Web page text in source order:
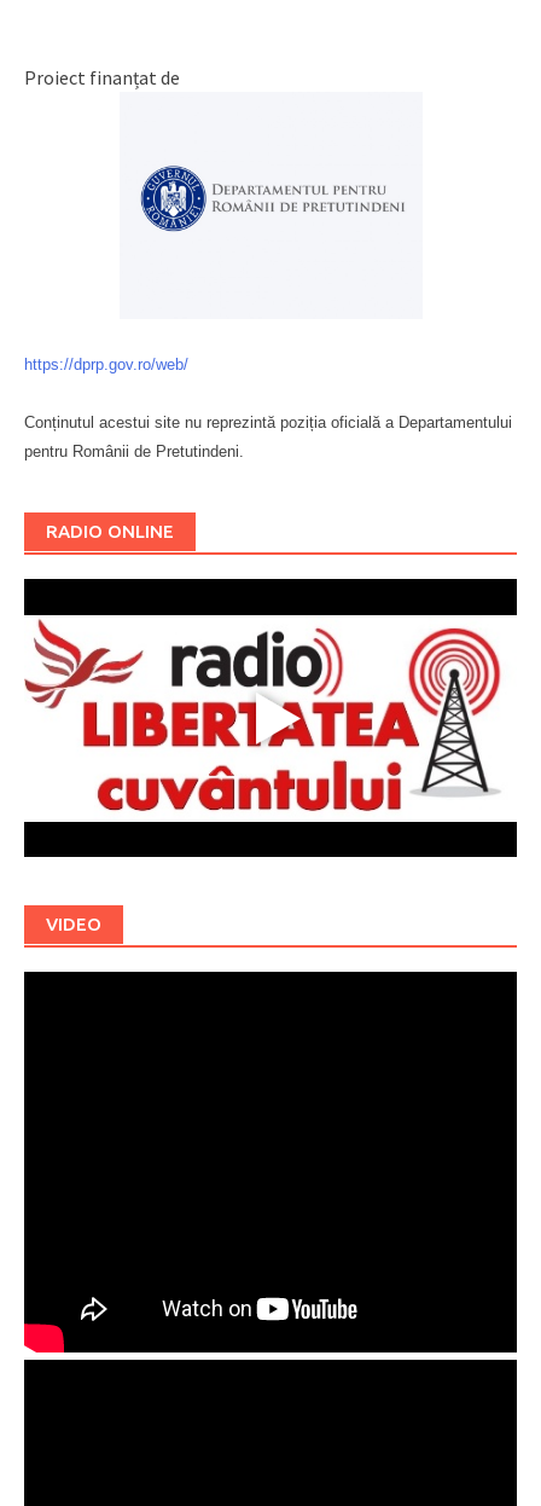
Proiect finanțat de
https://dprp.gov.ro/web/
Conținutul acestui site nu reprezintă poziția oficială a Departamentului
pentru Românii de Pretutindeni.
RADIO ONLINE
VIDEO